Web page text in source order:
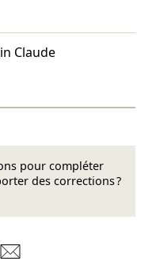
Claude
pour compléter
des corrections ?
LinkedIn
sur Mastodon
sur Bluesky
Partager sur Facebook